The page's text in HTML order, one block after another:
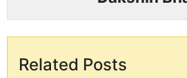
Related Posts